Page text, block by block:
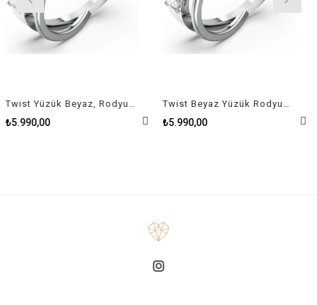
Twist Yüzük Beyaz, Rodyum kaplama Size 50
₺5.990,00
Twist Beyaz Yüzük Rodyum Kaplama Size 58
₺5.990,00